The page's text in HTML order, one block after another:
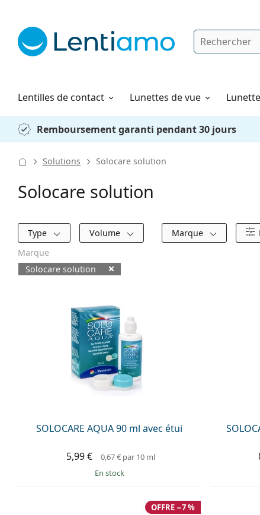
Rechercher
Lentilles de contact
Solutions Lunettes de vue
Comment commander
Remboursement garanti pendant 30 jours
Solutions Solocare solution
Solocare solution
Filtres
Type Volume Marque
Marque
Solocare solution
SOLOCARE AQUA 90 ml avec étui
5,99 € 0,67 € par 10 ml
en stock
OFFRE −7 %